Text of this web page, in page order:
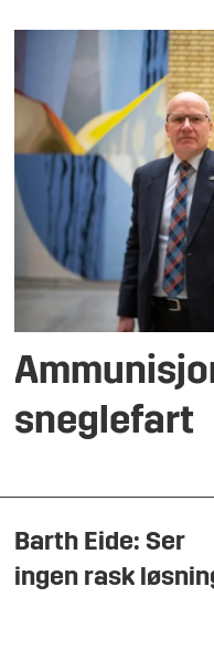
sneglefart
Barth Eide: Ser
ingen rask